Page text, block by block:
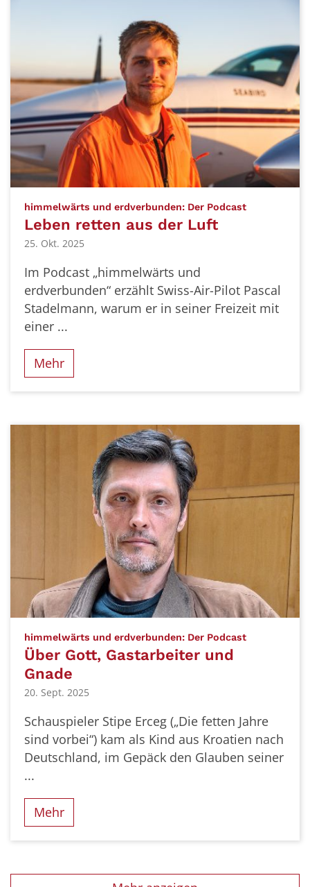
himmelwärts und erdverbunden: Der Podcast:
Leben retten aus der Luft
25. Okt. 2025
Im Podcast „himmelwärts und
erdverbunden“ erzählt Swiss-Air-Pilot Pascal
Stadelmann, warum er in seiner Freizeit mit
einer ...
Mehr
himmelwärts und erdverbunden: Der Podcast:
Über Gott, Gastarbeiter und
Gnade
20. Sept. 2025
Schauspieler Stipe Erceg („Die fetten Jahre
sind vorbei“) kam als Kind aus Kroatien nach
Deutschland, im Gepäck den Glauben seiner
...
Mehr